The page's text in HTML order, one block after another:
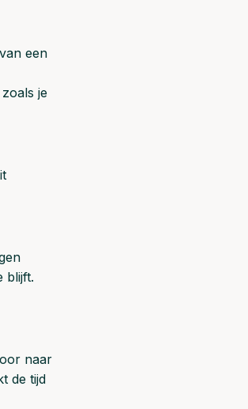
een
je
blijft.
naar
de tijd